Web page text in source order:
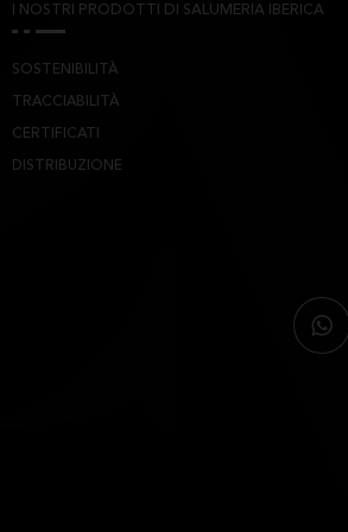
I NOSTRI PRODOTTI DI SALUMERIA IBERICA
SOSTENIBILITÀ
TRACCIABILITÀ
CERTIFICATI
DISTRIBUZIONE